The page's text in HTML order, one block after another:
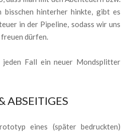
hinterher hinkte, gibt es
in der Pipeline, sodass wir uns
dürfen.
Fall ein neuer Mondsplitter
ABSEITIGES
eines (später bedruckten)